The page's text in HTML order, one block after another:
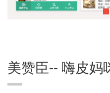
美赞臣-- 嗨皮妈